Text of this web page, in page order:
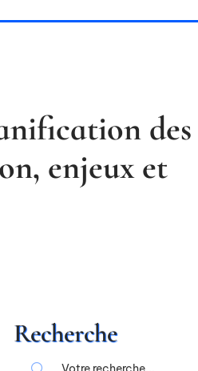
des
enjeux et
Recherche